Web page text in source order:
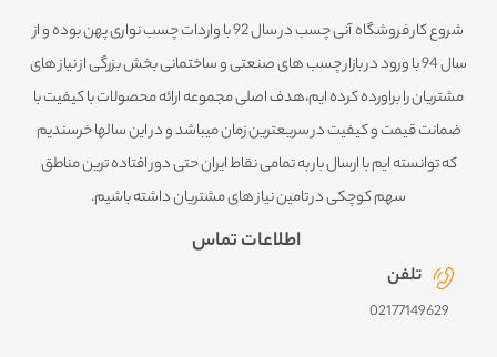
شروع کار فروشگاه آنی چسب در سال 92 با واردات چسب نواری پهن بوده و از
سال 94 با ورود در بازار چسب های صنعتی و ساختمانی بخش بزرگی از نیاز های
مشتریان را براورده کرده ایم،هدف اصلی مجموعه ارائه محصولات با کیفیت با
ضمانت قیمت و کیفیت در سریعترین زمان میباشد و در این سالها خرسندیم
که توانسته ایم با ارسال بار به تمامی نقاط ایران حتی دور افتاده ترین مناطق
سهم کوچکی در تامین نیاز های مشتریان داشته باشیم.
اطلاعات تماس
تلفن
02177149629